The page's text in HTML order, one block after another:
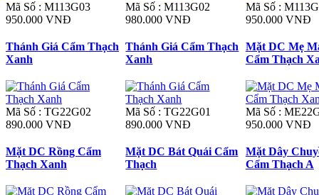
Mã Số : M113G03
950.000 VNĐ
Mã Số : M113G02
980.000 VNĐ
Mã Số :
950.000 VNĐ
Thánh Giá Cẩm Thạch
Xanh
Mã Số : TG22G02
890.000 VNĐ
Thánh Giá Cẩm Thạch
Xanh
Mã Số : TG22G01
890.000 VNĐ
Mặt DC Mẹ
Cẩm Thạch
Mã Số :
950.000 VNĐ
Mặt DC Rồng Cẩm
Thạch Xanh
Mặt DC Bát Quái Cẩm
Thạch
Mặt Dây
Cẩm Thạch A